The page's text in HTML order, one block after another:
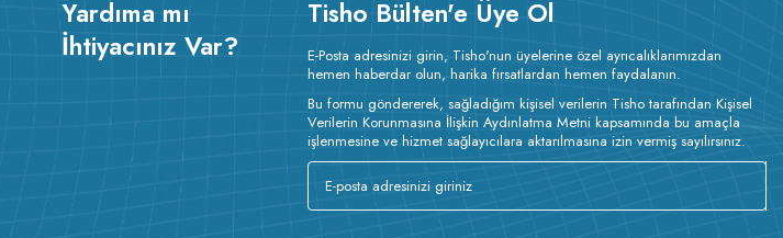
Yardıma mı
İhtiyacınız Var?
Tisho Bülten'e Üye Ol
E-Posta adresinizi girin, Tisho'nun üyelerine özel ayrıcalıklarımızdan
hemen haberdar olun, harika fırsatlardan hemen faydalanın.
Bu formu göndererek, sağladığım kişisel verilerin Tisho tarafından Kişisel
Verilerin Korunmasına İlişkin Aydınlatma Metni kapsamında bu amaçla
işlenmesine ve hizmet sağlayıcılara aktarılmasına izin vermiş sayılırsınız.